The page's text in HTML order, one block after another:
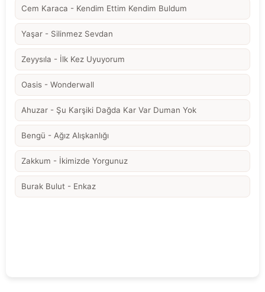
Cem Karaca - Kendim Ettim Kendim Buldum
Yaşar - Silinmez Sevdan
Zeyysıla - İlk Kez Uyuyorum
Oasis - Wonderwall
Ahuzar - Şu Karşiki Dağda Kar Var Duman Yok
Bengü - Ağız Alışkanlığı
Zakkum - İkimizde Yorgunuz
Burak Bulut - Enkaz